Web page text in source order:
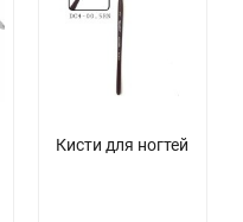
​Кисти для ногтей